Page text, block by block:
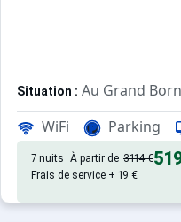
Situation : Au Grand
Appartement de particulier
WiFi Parking
7 nuits À partir de 3114 €
Frais de service + 19 €